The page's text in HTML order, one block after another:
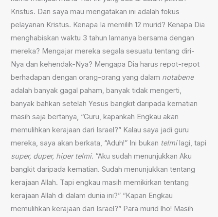
Kristus. Dan saya mau mengatakan ini adalah fokus
pelayanan Kristus. Kenapa Ia memilih 12 murid? Kenapa Dia
menghabiskan waktu 3 tahun lamanya bersama dengan
mereka? Mengajar mereka segala sesuatu tentang diri-
Nya dan kehendak-Nya? Mengapa Dia harus repot-repot
berhadapan dengan orang-orang yang dalam notabene
adalah banyak gagal paham, banyak tidak mengerti,
banyak bahkan setelah Yesus bangkit daripada kematian
masih saja bertanya, “Guru, kapankah Engkau akan
memulihkan kerajaan dari Israel?” Kalau saya jadi guru
mereka, saya akan berkata, “Aduh!” Ini bukan telmilagi, tapi
super, duper, hiper telmi. “Aku sudah menunjukkan Aku
bangkit daripada kematian. Sudah menunjukkan tentang
kerajaan Allah. Tapi engkau masih memikirkan tentang
kerajaan Allah di dalam dunia ini?” “Kapan Engkau
memulihkan kerajaan dari Israel?” Para murid lho! Masih